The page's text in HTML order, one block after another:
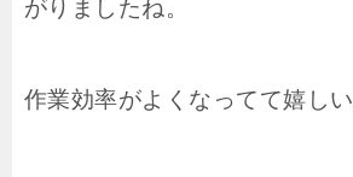
がりましたね。
作業効率がよくなってて嬉しい